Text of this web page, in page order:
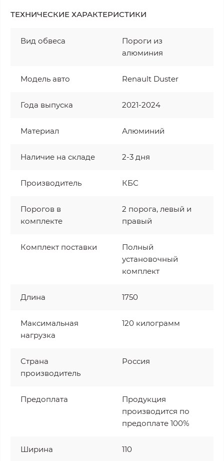
ТЕХНИЧЕСКИЕ ХАРАКТЕРИСТИКИ
Вид обвеса
Пороги из
алюминия
Модель авто Renault Duster
Года выпуска 2021-2024
Материал Алюминий
Наличие на складе 2-3 дня
Производитель КБС
Порогов в
комплекте
2 порога, левый и
правый
Комплект поставки
Полный
установочный
комплект
Длина 1750
Максимальная
нагрузка
120 килограмм
Страна
производитель
Россия
Предоплата
Продукция
производится по
предоплате 100%
Ширина 110